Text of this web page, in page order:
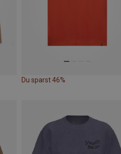
Du sparst 46%